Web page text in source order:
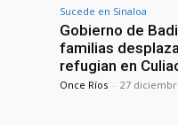
Sucede en Sinaloa
Gobierno de
familias
refugian en
Once Ríos - 27